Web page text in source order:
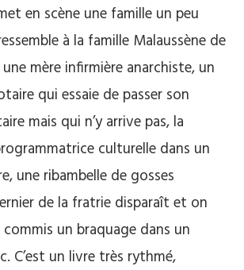
en scène une famille un peu
à la famille Malaussène de
mère infirmière anarchiste, un
qui essaie de passer son
mais qui n’y arrive pas, la
culturelle dans un
une ribambelle de gosses
de la fratrie disparaît et on
commis un braquage dans un
C’est un livre très rythmé,